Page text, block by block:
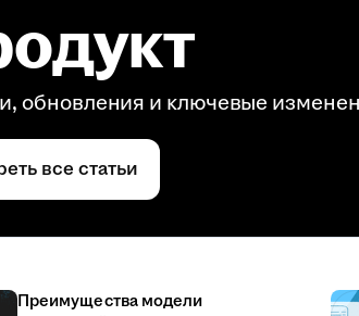
обновления и ключевые
все статьи
Преимущества модели